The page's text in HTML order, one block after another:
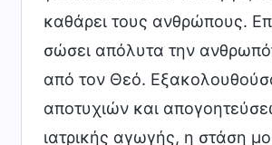
καθάρει τους ανθρώπους.
σώσει απόλυτα την
από τον Θεό.
αποτυχιών και
ιατρικής αγωγής, η στάση